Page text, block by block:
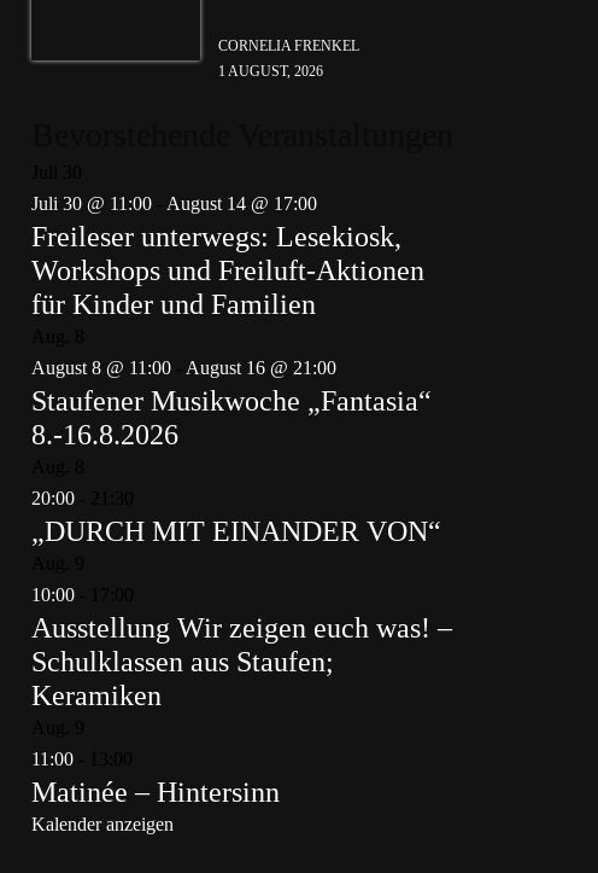
CORNELIA FRENKEL
1 AUGUST, 2026
Juli 30 @ 11:00
August 14 @ 17:00
Freileser unterwegs: Lesekiosk,
Workshops und Freiluft-Aktionen
für Kinder und Familien
August 8 @ 11:00
August 16 @ 21:00
Staufener Musikwoche „Fantasia“
8.-16.8.2026
20:00
„DURCH MIT EINANDER VON“
10:00
Ausstellung Wir zeigen euch was! –
Schulklassen aus Staufen;
Keramiken
11:00
Matinée – Hintersinn
Kalender anzeigen